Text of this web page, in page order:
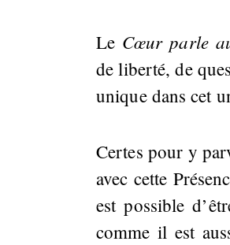
Le Cœur parle
de liberté, de
unique dans cet
Certes pour y
avec cette
est possible
comme il est